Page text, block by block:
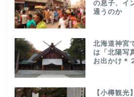
の息子、イ
通うのか
北海道神宮
は「北陽写
お出かけ＊
【小樽観光